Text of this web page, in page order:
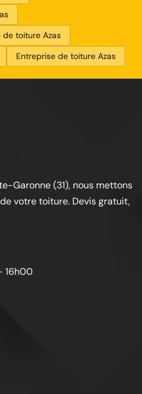
toiture Azas
Entreprise de toiture Azas
Garonne (31), nous mettons
votre toiture. Devis gratuit,
16h00